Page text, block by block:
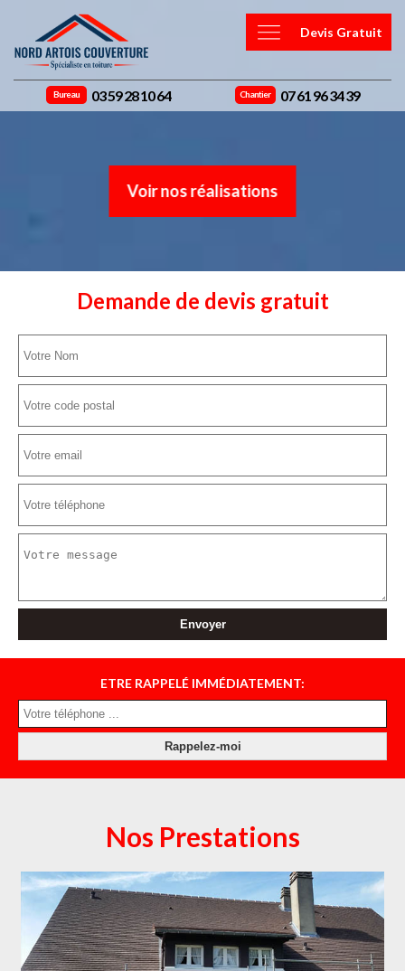
Devis Gratuit
Bureau 03 59 28 10 64 Chantier 07 61 96 34 39
Voir nos réalisations
Demande de devis gratuit
ETRE RAPPELÉ IMMÉDIATEMENT:
Nos Prestations